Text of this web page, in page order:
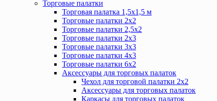
Торговые палатки
Торговая палатка 1,5х1,5 м
Торговые палатки 2х2
Торговые палатки 2,5х2
Торговые палатки 2х3
Торговые палатки 3х3
Торговые палатки 4х3
Торговые палатки 6х2
Аксессуары для торговых палаток
Чехол для торговой палатки 2х2
Аксессуары для торговых палаток
Каркасы для торговых палаток